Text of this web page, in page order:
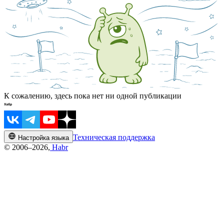
К сожалению, здесь пока нет ни одной публикации
Настройка языка Техническая поддержка
© 2006–2026, Habr